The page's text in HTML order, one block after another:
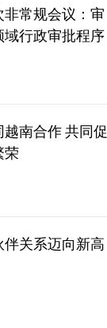
常规会议：审
行政审批程序
南合作 共同促
荣
关系迈向新高